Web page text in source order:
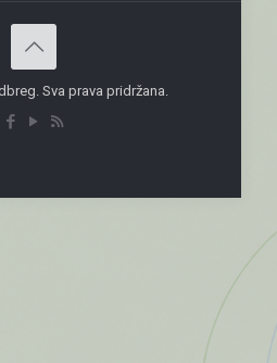
Sva prava pridržana.